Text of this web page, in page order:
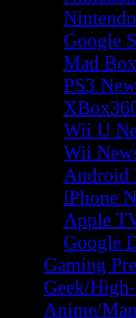
Google
Mad
PS3
Wii U
Wii
Android
iPhone
Apple
Google
Gaming
Geek/
Anime/